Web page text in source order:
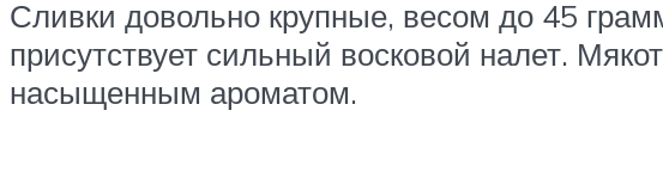
Сливки довольно крупные, весом до 45
присутствует сильный восковой налет.
насыщенным ароматом.